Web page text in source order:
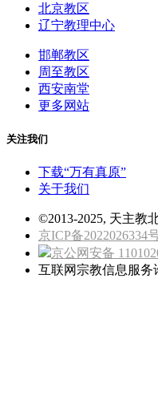
北京教区
辽宁教理中心
邯郸教区
周至教区
西安南堂
更多网站
关注我们
下载“万有真原”
关于我们
©2013-2025, 天主教
京ICP备2022026334
京公网安备
互联网宗教信息服务